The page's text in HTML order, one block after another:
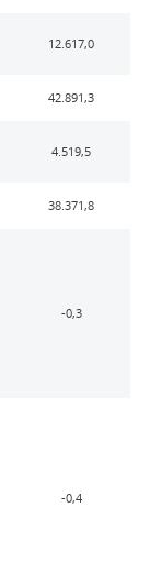
12.617,0
42.891,3
4.519,5
38.371,8
-0,3
-0,4